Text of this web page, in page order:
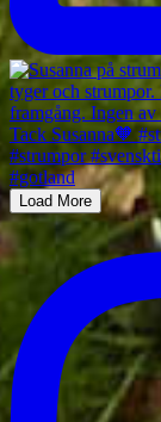
Load More